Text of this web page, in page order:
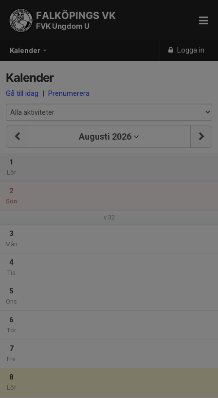
Kalender Logga in
FALKÖPINGS VK
FVK Ungdom U
Kalender
Gå till idag | Prenumerera
Augusti 2026
1
Lör
2
Sön
v.32
3
Mån
4
Tis
5
Ons
6
Tor
7
Fre
8
Lör